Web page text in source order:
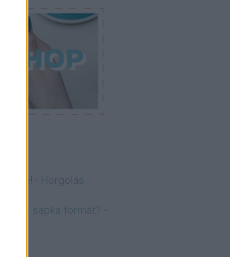
online! - Horgolás
sapka formát? -